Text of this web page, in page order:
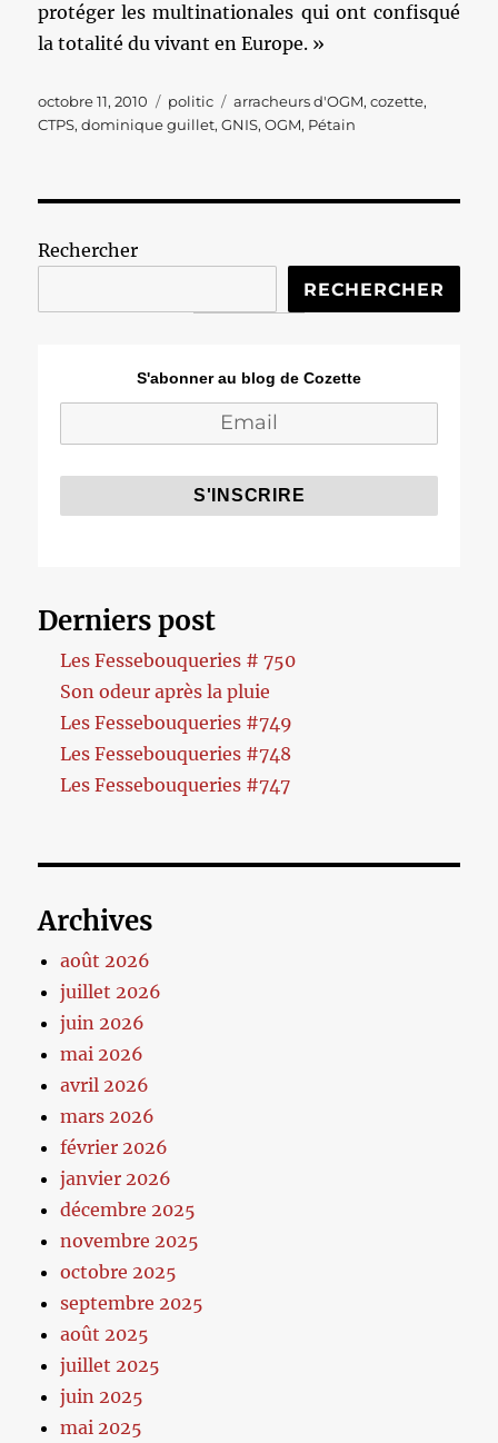
protéger les multinationales qui ont confisqué
la totalité du vivant en Europe. »
Publié
le
octobre 11, 2010 Catégories
politic Étiquettes
arracheurs d'OGM,cozette,
CTPS,dominique guillet,GNIS,OGM, Pétain
Rechercher
RECHERCHER
S'abonner au blog de Cozette
Derniers post
Les Fessebouqueries # 750
Son odeur après la pluie
Les Fessebouqueries #749
Les Fessebouqueries #748
Les Fessebouqueries #747
Archives
août 2026
juillet 2026
juin 2026
mai 2026
avril 2026
mars 2026
février 2026
janvier 2026
décembre 2025
novembre 2025
octobre 2025
septembre 2025
août 2025
juillet 2025
juin 2025
mai 2025